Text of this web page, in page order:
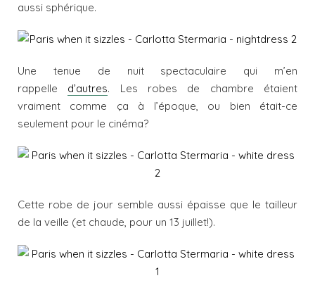
aussi sphérique.
Une tenue de nuit spectaculaire qui m’en
rappelle d’autres. Les robes de chambre étaient
vraiment comme ça à l’époque, ou bien était-ce
seulement pour le cinéma?
Cette robe de jour semble aussi épaisse que le tailleur
de la veille (et chaude, pour un 13 juillet!).